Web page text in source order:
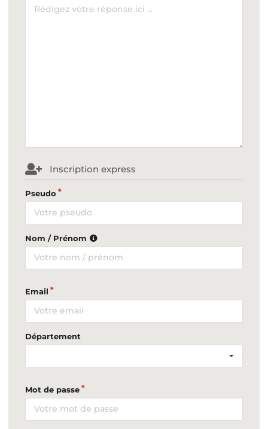
Inscription express
Pseudo
Nom / Prénom
Email
Département
Mot de passe